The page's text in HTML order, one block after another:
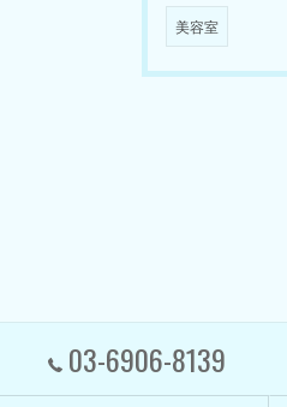
美容室
03-6906-8139